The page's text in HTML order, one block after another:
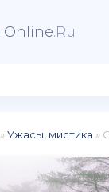
Online.Ru
»Ужасы, мистика »